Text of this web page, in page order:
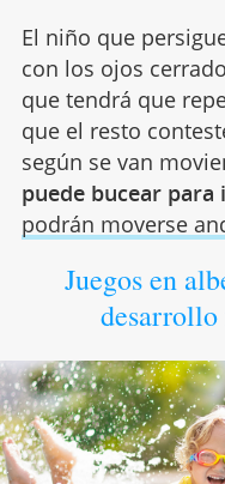
El niño que
con los ojos
que tendrá que
que el resto
según se van
puede bucear para
podrán moverse
Juegos en